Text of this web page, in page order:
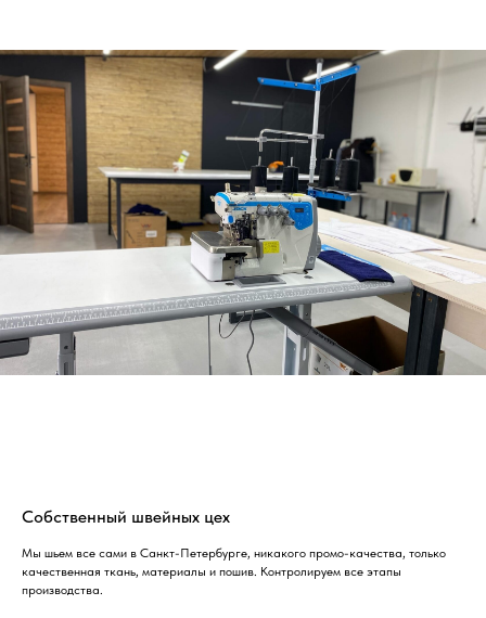
Собственный швейных цех
Мы шьем все сами в Санкт-Петербурге, никакого промо-качества, только
качественная ткань, материалы и пошив. Контролируем все этапы
производства.